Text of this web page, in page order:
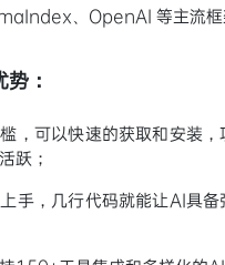
、OpenAI 等主流框
：
，可以快速的获取和安装，
跃；
上手，几行代码就能让AI具备